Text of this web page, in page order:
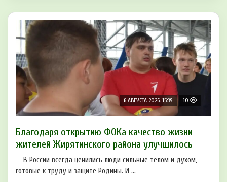
6 АВГУСТА 2026, 15:39 10
Благодаря открытию ФОКа качество жизни
жителей Жирятинского района улучшилось
— В России всегда ценились люди сильные телом и духом,
готовые к труду и защите Родины. И ...